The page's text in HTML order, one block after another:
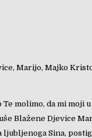
Marijo, Majko
molimo, da mi moji
Blažene Djevice
ljubljenoga Sina,